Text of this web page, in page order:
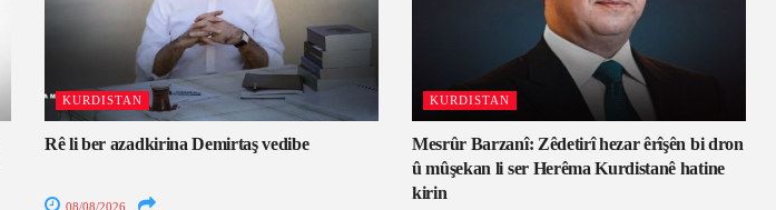
KURDISTAN
Rê li ber azadkirina Demirtaş vedibe
08/08/2026
KURDISTAN
Mesrûr Barzanî: Zêdetirî hezar êrîşên bi dron
û mûşekan li ser Herêma Kurdistanê hatine
kirin